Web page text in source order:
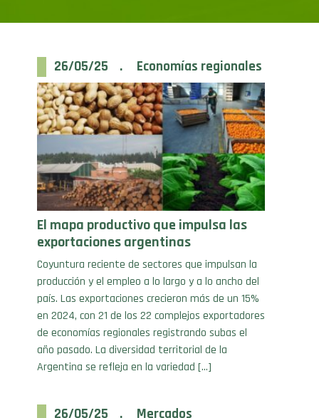
El mapa productivo que impulsa las
exportaciones argentinas
Coyuntura reciente de sectores que impulsan la
producción y el empleo a lo largo y a lo ancho del
país. Las exportaciones crecieron más de un 15%
en 2024, con 21 de los 22 complejos exportadores
de economías regionales registrando subas el
año pasado. La diversidad territorial de la
Argentina se refleja en la variedad […]